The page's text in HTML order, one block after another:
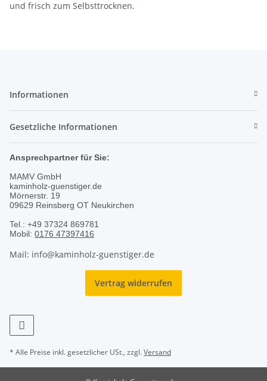
und frisch zum Selbsttrocknen.
Informationen
Gesetzliche Informationen
Ansprechpartner für Sie:
MAMV GmbH
kaminholz-guenstiger.de
Mörnerstr. 19
09629 Reinsberg OT Neukirchen
Tel.: +49 37324 869781
Mobil: 0176 47397416
Mail: info@kaminholz-guenstiger.de
Vertrag widerrufen
* Alle Preise inkl. gesetzlicher USt., zzgl.Versand